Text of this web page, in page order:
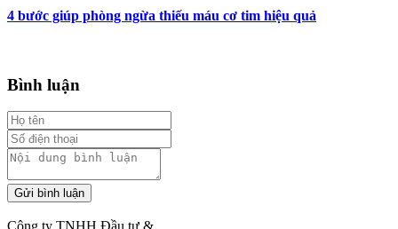
4 bước giúp phòng ngừa thiếu máu cơ tim hiệu quả
Bình luận
Gửi bình luận